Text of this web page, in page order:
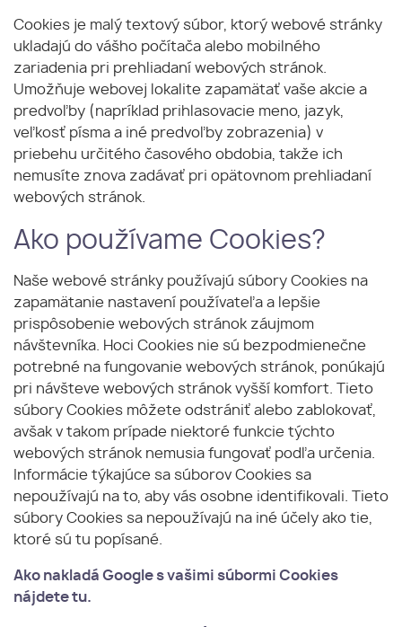
Cookies je malý textový súbor, ktorý webové stránky
ukladajú do vášho počítača alebo mobilného
zariadenia pri prehliadaní webových stránok.
Umožňuje webovej lokalite zapamätať vaše akcie a
predvoľby (napríklad prihlasovacie meno, jazyk,
veľkosť písma a iné predvoľby zobrazenia) v
priebehu určitého časového obdobia, takže ich
nemusíte znova zadávať pri opätovnom prehliadaní
webových stránok.
Ako používame Cookies?
Naše webové stránky používajú súbory Cookies na
zapamätanie nastavení používateľa a lepšie
prispôsobenie webových stránok záujmom
návštevníka. Hoci Cookies nie sú bezpodmienečne
potrebné na fungovanie webových stránok, ponúkajú
pri návšteve webových stránok vyšší komfort. Tieto
súbory Cookies môžete odstrániť alebo zablokovať,
avšak v takom prípade niektoré funkcie týchto
webových stránok nemusia fungovať podľa určenia.
Informácie týkajúce sa súborov Cookies sa
nepoužívajú na to, aby vás osobne identifikovali. Tieto
súbory Cookies sa nepoužívajú na iné účely ako tie,
ktoré sú tu popísané.
Ako nakladá Google s vašimi súbormi Cookies
nájdetetu.